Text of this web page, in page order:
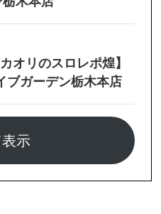
リのスロレポ煌】
ブガーデン栃木本店
示